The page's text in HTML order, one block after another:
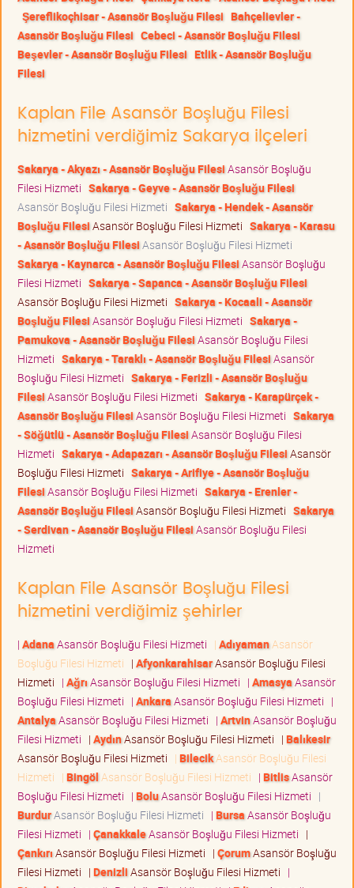
Şereflikoçhisar - Asansör Boşluğu Filesi Bahçelievler -
Asansör Boşluğu Filesi Cebeci - Asansör Boşluğu Filesi
Beşevler - Asansör Boşluğu Filesi Etlik - Asansör Boşluğu
Filesi
Kaplan File Asansör Boşluğu Filesi
hizmetini verdiğimiz Sakarya ilçeleri
Sakarya - Akyazı - Asansör Boşluğu FilesiAsansör Boşluğu
Filesi Hizmeti Sakarya - Geyve - Asansör Boşluğu Filesi
Asansör Boşluğu Filesi Hizmeti Sakarya - Hendek - Asansör
Boşluğu FilesiAsansör Boşluğu Filesi Hizmeti Sakarya - Karasu
- Asansör Boşluğu FilesiAsansör Boşluğu Filesi Hizmeti
Sakarya - Kaynarca - Asansör Boşluğu FilesiAsansör Boşluğu
Filesi Hizmeti Sakarya - Sapanca - Asansör Boşluğu Filesi
Asansör Boşluğu Filesi Hizmeti Sakarya - Kocaali - Asansör
Boşluğu FilesiAsansör Boşluğu Filesi Hizmeti Sakarya -
Pamukova - Asansör Boşluğu FilesiAsansör Boşluğu Filesi
Hizmeti Sakarya - Taraklı - Asansör Boşluğu FilesiAsansör
Boşluğu Filesi Hizmeti Sakarya - Ferizli - Asansör Boşluğu
FilesiAsansör Boşluğu Filesi Hizmeti Sakarya - Karapürçek -
Asansör Boşluğu FilesiAsansör Boşluğu Filesi Hizmeti Sakarya
- Söğütlü - Asansör Boşluğu FilesiAsansör Boşluğu Filesi
Hizmeti Sakarya - Adapazarı - Asansör Boşluğu FilesiAsansör
Boşluğu Filesi Hizmeti Sakarya - Arifiye - Asansör Boşluğu
FilesiAsansör Boşluğu Filesi Hizmeti Sakarya - Erenler -
Asansör Boşluğu FilesiAsansör Boşluğu Filesi Hizmeti Sakarya
- Serdivan - Asansör Boşluğu FilesiAsansör Boşluğu Filesi
Hizmeti
Kaplan File Asansör Boşluğu Filesi
hizmetini verdiğimiz şehirler
| AdanaAsansör Boşluğu Filesi Hizmeti | AdıyamanAsansör
Boşluğu Filesi Hizmeti | AfyonkarahisarAsansör Boşluğu Filesi
Hizmeti | AğrıAsansör Boşluğu Filesi Hizmeti | AmasyaAsansör
Boşluğu Filesi Hizmeti | AnkaraAsansör Boşluğu Filesi Hizmeti |
AntalyaAsansör Boşluğu Filesi Hizmeti | ArtvinAsansör Boşluğu
Filesi Hizmeti | AydınAsansör Boşluğu Filesi Hizmeti | Balıkesir
Asansör Boşluğu Filesi Hizmeti | BilecikAsansör Boşluğu Filesi
Hizmeti | Bingöl Asansör Boşluğu Filesi Hizmeti | BitlisAsansör
Boşluğu Filesi Hizmeti | BoluAsansör Boşluğu Filesi Hizmeti |
BurdurAsansör Boşluğu Filesi Hizmeti | BursaAsansör Boşluğu
Filesi Hizmeti | ÇanakkaleAsansör Boşluğu Filesi Hizmeti |
ÇankırıAsansör Boşluğu Filesi Hizmeti | ÇorumAsansör Boşluğu
Filesi Hizmeti | DenizliAsansör Boşluğu Filesi Hizmeti |